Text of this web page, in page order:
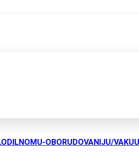
OBORUDOVANIJU/